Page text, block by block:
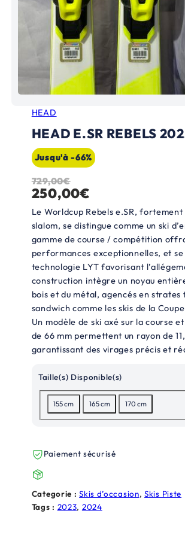
HEAD
HEAD E.SR REBELS
Jusqu'à -66%
729,00€
L
e
p
r
i
x
i
n
i
t
a
i
250,00€
L
e
p
r
i
x
a
c
t
t
:
Le Worldcup Rebels e.SR,
slalom, se distingue comme un ski
gamme de course / compétition
performances exceptionnelles, et se
technologie LYT favorisant
construction intègre un noyau
bois et du métal, agencés en strates
sandwich comme les skis de la
Un modèle de ski axé sur la course
de 66 mm permettent un rayon de
garantissant des virages précis et
Taille(s) Disponible(s)
155 cm 165 cm 170 cm
Paiement sécurisé
Categorie :Skis d’occasion, Skis Piste
Tags : 2023, 2024